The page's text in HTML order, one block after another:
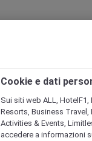
Cookie e dati
Sui siti web ALL,
Resorts, Business
Activities & Events,
accedere a informazioni